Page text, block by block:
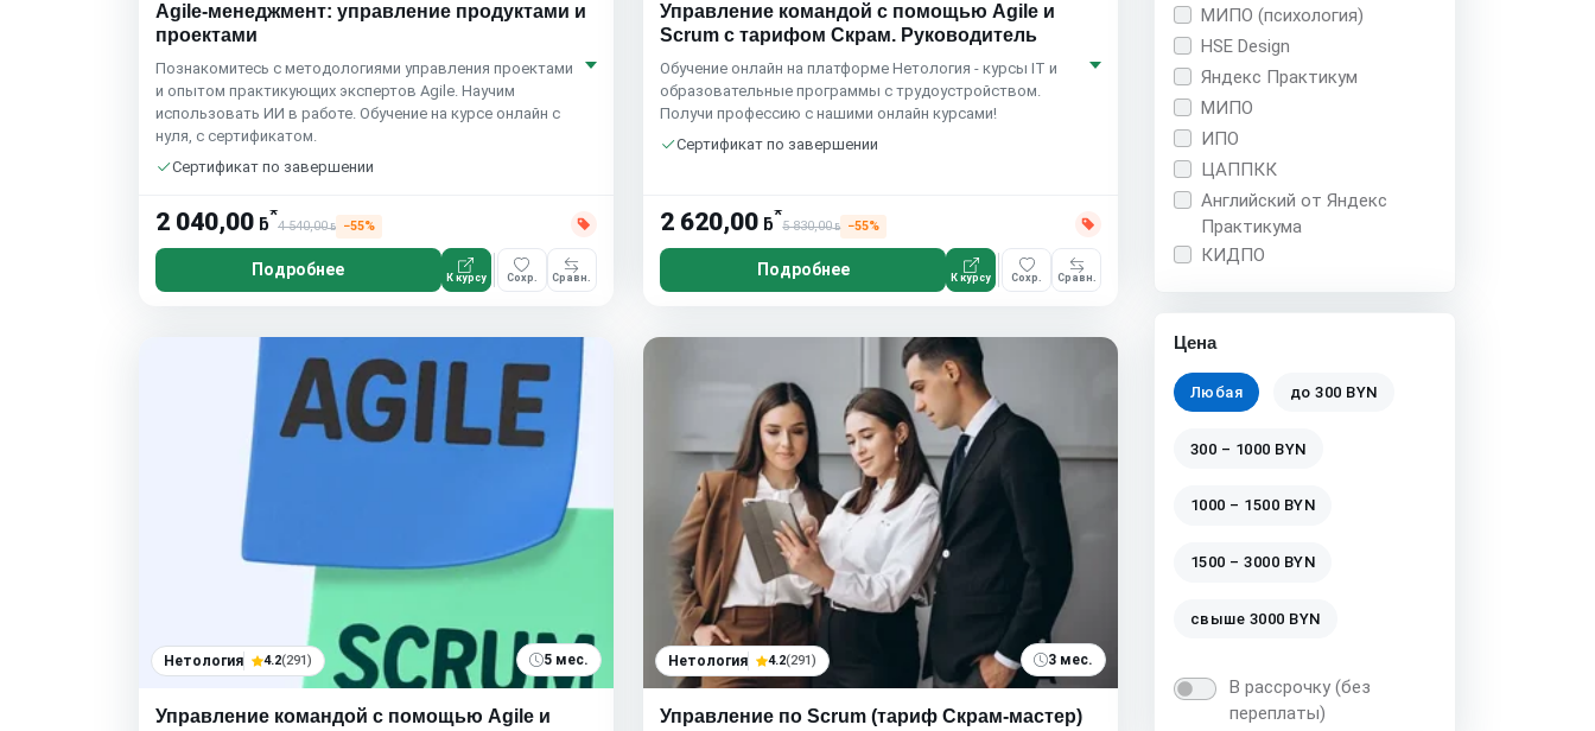
Agile-менеджмент: управление продуктами и
проектами
Познакомитесь с методологиями управления проектами
и опытом практикующих экспертов Agile. Научим
использовать ИИ в работе. Обучение на курсе онлайн с
нуля, с сертификатом.
Сертификат по завершении
2 040,00 ƃ*
4 540,00ƃ −55%
Подробнее К курсу Сохр. Сравн.
Управление командой с помощью Agile и
Scrum с тарифом Скрам. Руководитель
Обучение онлайн на платформе Нетология - курсы IT и
образовательные программы с трудоустройством.
Получи профессию с нашими онлайн курсами!
Сертификат по завершении
2 620,00 ƃ*
5 830,00ƃ −55%
Подробнее К курсу Сохр. Сравн.
Нетология 4.2(291) 5 мес.
Управление командой с помощью Agile и
Нетология 4.2(291) 3 мес.
Управление по Scrum (тариф Скрам-мастер)
МИПО (психология)
HSE Design
Яндекс Практикум
МИПО
ИПО
ЦАППКК
Английский от Яндекс
Практикума
КИДПО
Цена
Любая до 300 BYN
300 – 1000 BYN
1000 – 1500 BYN
1500 – 3000 BYN
свыше 3000 BYN
В рассрочку (без
переплаты)